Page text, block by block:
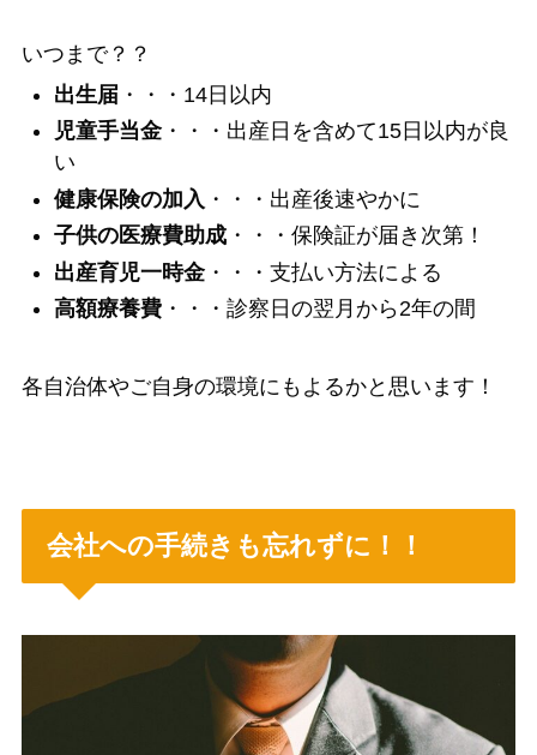
いつまで？？
出生届 ・・・14日以内
児童手当金・・・出産日を含めて15日以内が良
い
健康保険の加入 ・・・出産後速やかに
子供の医療費助成・・・保険証が届き次第！
出産育児一時金・・・支払い方法による
高額療養費・・・診察日の翌月から2年の間
各自治体やご自身の環境にもよるかと思います！
会社への手続きも忘れずに！！